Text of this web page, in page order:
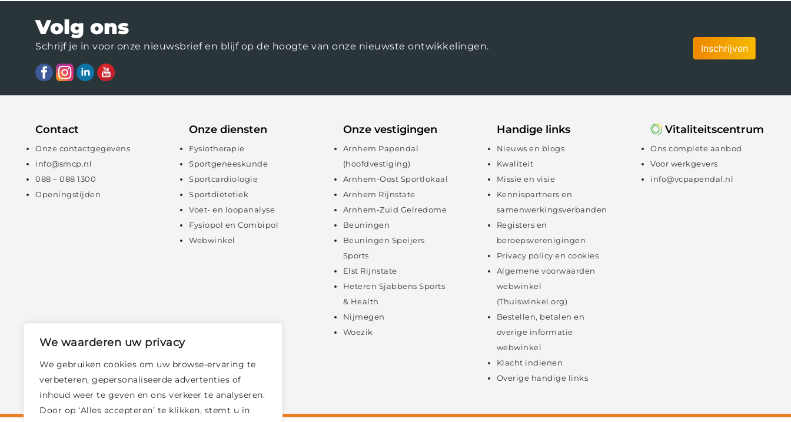
We waarderen uw privacy
We gebruiken cookies om uw browse-ervaring te
verbeteren, gepersonaliseerde advertenties of
inhoud weer te geven en ons verkeer te analyseren.
Door op ‘Alles accepteren’ te klikken, stemt u in
Volg ons
Schrijf je in voor onze nieuwsbrief en blijf op de hoogte van onze nieuwste ontwikkelingen. Inschrijven
Contact
Onze contactgegevens
info@smcp.nl
088 – 088 1300
Openingstijden
Onze diensten
Fysiotherapie
Sportgeneeskunde
Sportcardiologie
Sportdiëtetiek
Voet- en loopanalyse
Fysiopol en Combipol
Webwinkel
Onze vestigingen
Arnhem Papendal
(hoofdvestiging)
Arnhem-Oost Sportlokaal
Arnhem Rijnstate
Arnhem-Zuid Gelredome
Beuningen
Beuningen Speijers
Sports
Elst Rijnstate
Heteren Sjabbens Sports
& Health
Nijmegen
Woezik
Handige links
Nieuws en blogs
Kwaliteit
Missie en visie
Kennispartners en
samenwerkingsverbanden
Registers en
beroepsverenigingen
Privacy policy en cookies
Algemene voorwaarden
webwinkel
(Thuiswinkel.org)
Bestellen, betalen en
overige informatie
webwinkel
Klacht indienen
Overige handige links
Vitaliteitscentrum
Ons complete aanbod
Voor werkgevers
info@vcpapendal.nl